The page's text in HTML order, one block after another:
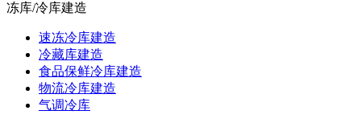
冻库/冷库建造
速冻冷库建造
冷藏库建造
食品保鲜冷库建造
物流冷库建造
气调冷库